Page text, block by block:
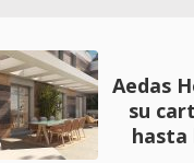
Aedas
su
hasta